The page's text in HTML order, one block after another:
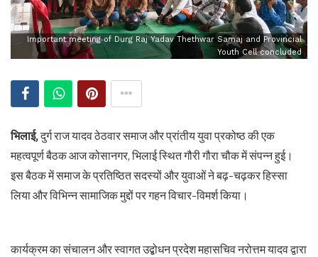
Important meeting of Durg Raj Yadav Thethwar Samaj and Provincial
Youth Cell concluded
भिलाई,दुर्ग राज यादव ठेठवार समाज और प्रांतीय युवा प्रकोष्ठ की एक
महत्वपूर्ण बैठक आज कोसानगर, भिलाई स्थित गौरी गौरा चौक में संपन्न हुई।
इस बैठक में समाज के प्रतिष्ठित सदस्यों और युवाओं ने बढ़-चढ़कर हिस्सा
लिया और विभिन्न सामाजिक मुद्दों पर गहन विचार-विमर्श किया।
कार्यक्रम का संचालन और स्वागत उद्बोधन प्रदेश महासचिव नरोत्तम यादव द्वारा